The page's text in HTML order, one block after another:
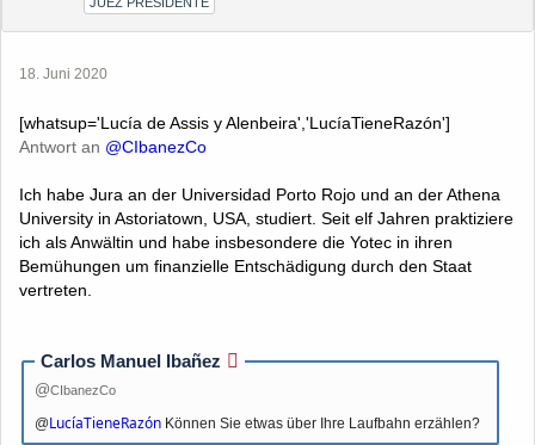
18. Juni 2020
[whatsup='Lucía de Assis y Alenbeira','LucíaTieneRazón']
Antwort an @CIbanezCo
Ich habe Jura an der Universidad Porto Rojo und an der Athena
University in Astoriatown, USA, studiert. Seit elf Jahren praktiziere
ich als Anwältin und habe insbesondere die Yotec in ihren
Bemühungen um finanzielle Entschädigung durch den Staat
vertreten.
Carlos Manuel Ibañez
CIbanezCo
@LucíaTieneRazón Können Sie etwas über Ihre Laufbahn erzählen?